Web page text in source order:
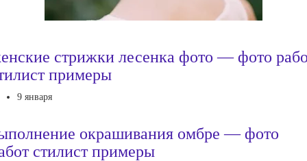
стрижки лесенка фото — фото
примеры
9 января
окрашивания омбре — фото
стилист примеры